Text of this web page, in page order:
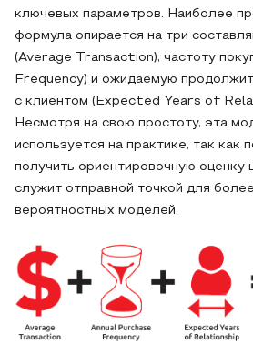
ключевых параметров. Наиболее
формула опирается на три
(Average Transaction), частоту
Frequency) и ожидаемую
с клиентом (Expected Years of
Несмотря на свою простоту, эта
используется на практике, так как
получить ориентировочную оценку
служит отправной точкой для
вероятностных моделей.